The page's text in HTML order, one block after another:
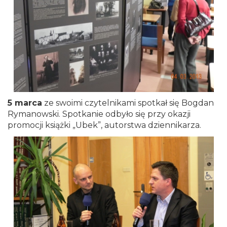
5 marca ze swoimi czytelnikami spotkał się Bogdan
Rymanowski. Spotkanie odbyło się przy okazji
promocji książki „Ubek”, autorstwa dziennikarza.